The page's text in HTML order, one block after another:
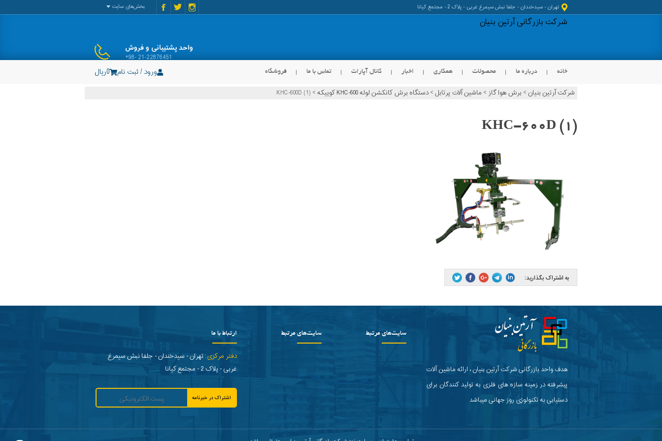
تهران - سیدخندان - جلفا نبش سیمرغ غربی - پلاک 2 - مجتمع کیانا بخش‌های سایت
شرکت بازرگانی آرتین بنیان
واحد پشتیبانی و فروش
+98- 21-22876451
خانه درباره ما محصولات
KOIKE
Graco Products
همکاری اخبار کانال آپارات تماس با ما فروشگاه ورود / ثبت نام 0ریال
شرکت آرتین بنیان> برش هوا گاز > ماشین آلات پرتابل>دستگاه برش کانکشن لوله KHC-600 کوییکه >
KHC-600D (1)
KHC-600D (1)
به اشتراک بگذارید:
هدف واحد بازرگانی شرکت آرتین بنیان ، ارائه ماشین آلات
پیشرفته در زمینه سازه های فلزی به تولید کنندگان برای
دستیابی به تکنولوژی روز جهانی میباشد
سایت‌های مرتبط سایت‌های مرتبط ارتباط با ما
دفتر مرکزی:تهران - سیدخندان - جلفا نبش سیمرغ
غربی - پلاک 2 - مجتمع کیانا
اشتراک در خبرنامه